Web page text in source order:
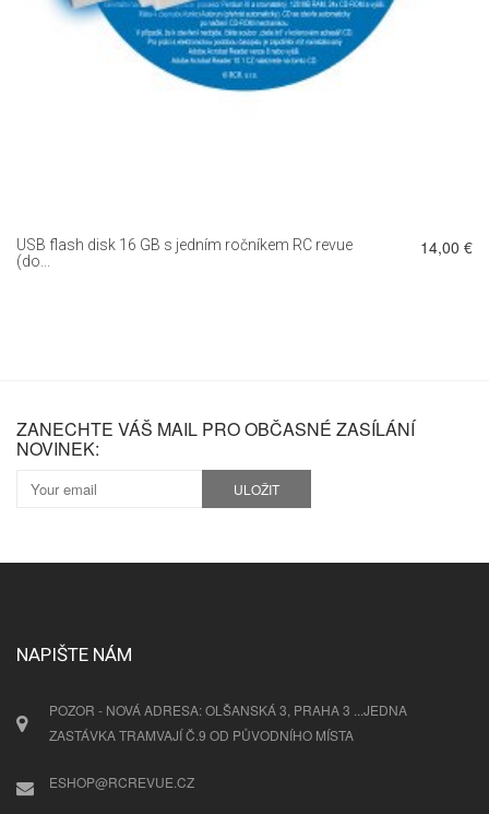
USB flash disk 16 GB s jedním ročníkem RC revue
(do...
14,00 €
ZANECHTE VÁŠ MAIL PRO OBČASNÉ ZASÍLÁNÍ
NOVINEK:
ULOŽIT
NAPIŠTE NÁM
POZOR - NOVÁ ADRESA: OLŠANSKÁ 3, PRAHA 3 ...JEDNA
ZASTÁVKA TRAMVAJÍ Č.9 OD PŮVODNÍHO MÍSTA
ESHOP@RCREVUE.CZ